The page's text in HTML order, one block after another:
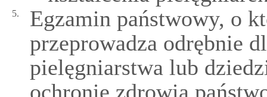
5.
Egzamin państwowy, o
przeprowadza odrębnie
pielęgniarstwa lub
ochronie zdrowia